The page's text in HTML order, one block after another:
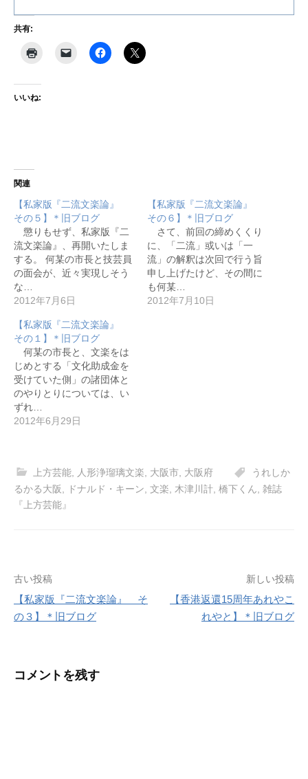
共有:
いいね:
関連
【私家版『二流文楽論』
その５】＊旧ブログ
懲りもせず、私家版『二
流文楽論』、再開いたしま
する。 何某の市長と技芸員
の面会が、近々実現しそう
な…
2012年7月6日
【私家版『二流文楽論』
その６】＊旧ブログ
さて、前回の締めくくり
に、「二流」或いは「一
流」の解釈は次回で行う旨
申し上げたけど、その間に
も何某…
2012年7月10日
【私家版『二流文楽論』
その１】＊旧ブログ
何某の市長と、文楽をは
じめとする「文化助成金を
受けていた側」の諸団体と
のやりとりについては、い
ずれ…
2012年6月29日
上方芸能 人形浄瑠璃文楽 大阪市 大阪府
うれしか
るかる大阪, ドナルド・キーン, 文楽, 木津川計, 橋下くん, 雑誌
『上方芸能』
投
稿
古い投稿
【私家版『二流文楽論』 そ
の３】＊旧ブログ
新しい投稿
【香港返還15周年あれやこ
れやと】＊旧ブログ
コメントを残す